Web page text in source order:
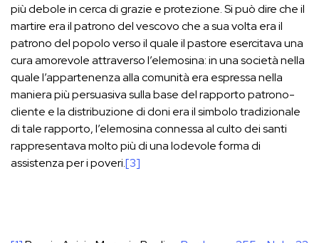
più debole in cerca di grazie e protezione. Si può dire che il
martire era il patrono del vescovo che a sua volta era il
patrono del popolo verso il quale il pastore esercitava una
cura amorevole attraverso l’elemosina: in una società nella
quale l’appartenenza alla comunità era espressa nella
maniera più persuasiva sulla base del rapporto patrono-
cliente e la distribuzione di doni era il simbolo tradizionale
di tale rapporto, l’elemosina connessa al culto dei santi
rappresentava molto più di una lodevole forma di
assistenza per i poveri.[3]